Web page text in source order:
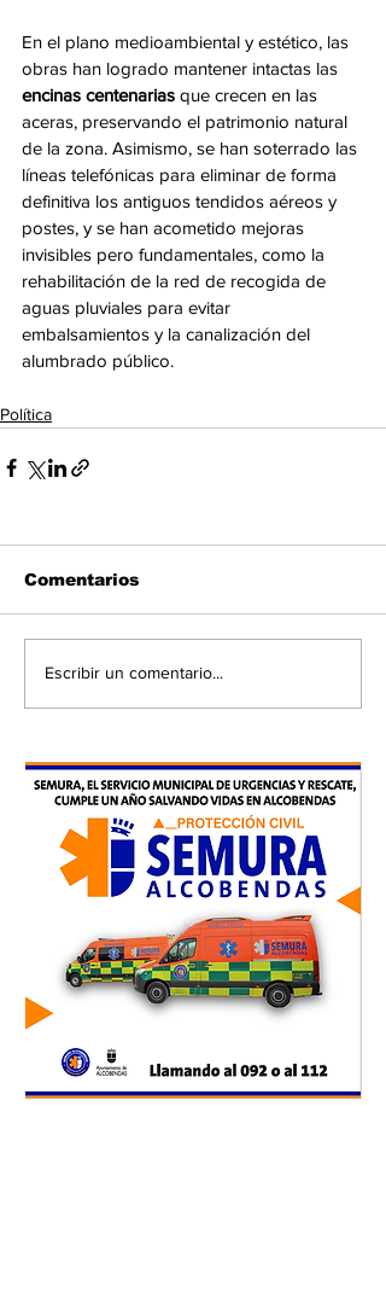
En el plano medioambiental y estético, las
obras han logrado mantener intactas las
encinas centenarias que crecen en las
aceras, preservando el patrimonio natural
de la zona. Asimismo, se han soterrado las
líneas telefónicas para eliminar de forma
definitiva los antiguos tendidos aéreos y
postes, y se han acometido mejoras
invisibles pero fundamentales, como la
rehabilitación de la red de recogida de
aguas pluviales para evitar
embalsamientos y la canalización del
alumbrado público.
Política
Comentarios
Escribir un comentario...